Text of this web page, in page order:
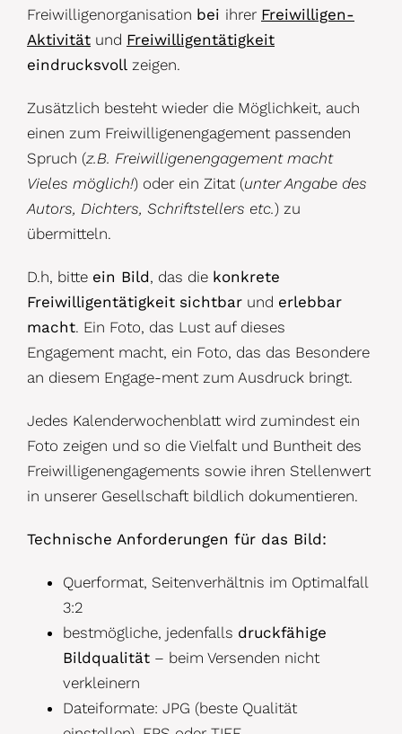
Freiwilligenorganisation bei ihrer Freiwilligen-
Aktivität und Freiwilligentätigkeit
eindrucksvoll zeigen.
Zusätzlich besteht wieder die Möglichkeit, auch
einen zum Freiwilligenengagement passenden
Spruch (z.B. Freiwilligenengagement macht
Vieles möglich!) oder ein Zitat (unter Angabe des
Autors, Dichters, Schriftstellers etc.) zu
übermitteln.
D.h, bitte ein Bild, das die konkrete
Freiwilligentätigkeit sichtbar und erlebbar
macht. Ein Foto, das Lust auf dieses
Engagement macht, ein Foto, das das Besondere
an diesem Engage-ment zum Ausdruck bringt.
Jedes Kalenderwochenblatt wird zumindest ein
Foto zeigen und so die Vielfalt und Buntheit des
Freiwilligenengagements sowie ihren Stellenwert
in unserer Gesellschaft bildlich dokumentieren.
Technische Anforderungen für das Bild:
Querformat, Seitenverhältnis im Optimalfall
3:2
bestmögliche, jedenfalls druckfähige
Bildqualität – beim Versenden nicht
verkleinern
Dateiformate: JPG (beste Qualität